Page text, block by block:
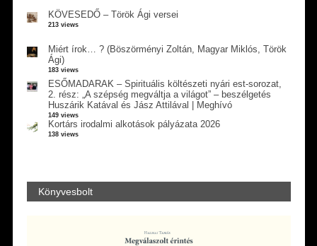
KÖVESEDŐ – Török Ági versei
213 views
Miért írok… ? (Böszörményi Zoltán, Magyar Miklós, Török
Ági)
183 views
ESŐMADARAK – Spirituális költészeti nyári est-sorozat,
2. rész: „A szépség megváltja a világot” – beszélgetés
Huszárik Katával és Jász Attilával | Meghívó
149 views
Kortárs irodalmi alkotások pályázata 2026
138 views
Könyvesbolt